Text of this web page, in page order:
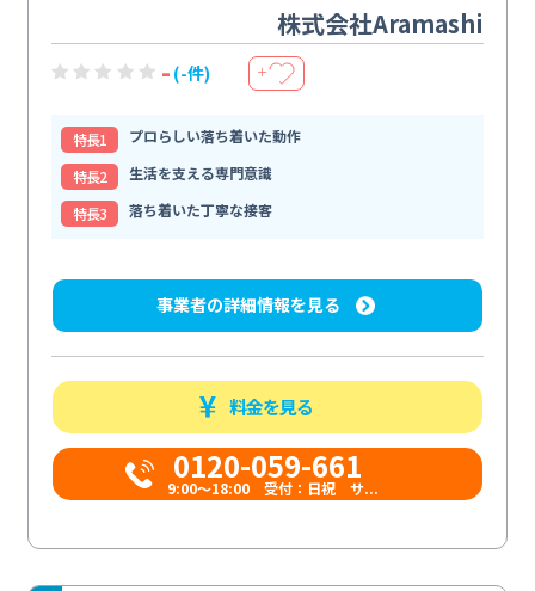
株式会社Aramashi
- (-件) ＋
特⻑1
プロらしい落ち着いた動作
特⻑2
生活を支える専門意識
特⻑3
落ち着いた丁寧な接客
事業者の詳細情報を見る
料金を見る
0120-059-661
9:00〜18:00 受付：日祝 サ...